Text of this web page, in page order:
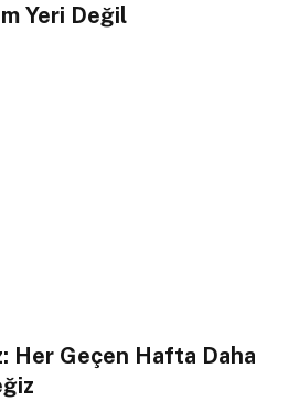
Yeri Değil
Her Geçen Hafta Daha